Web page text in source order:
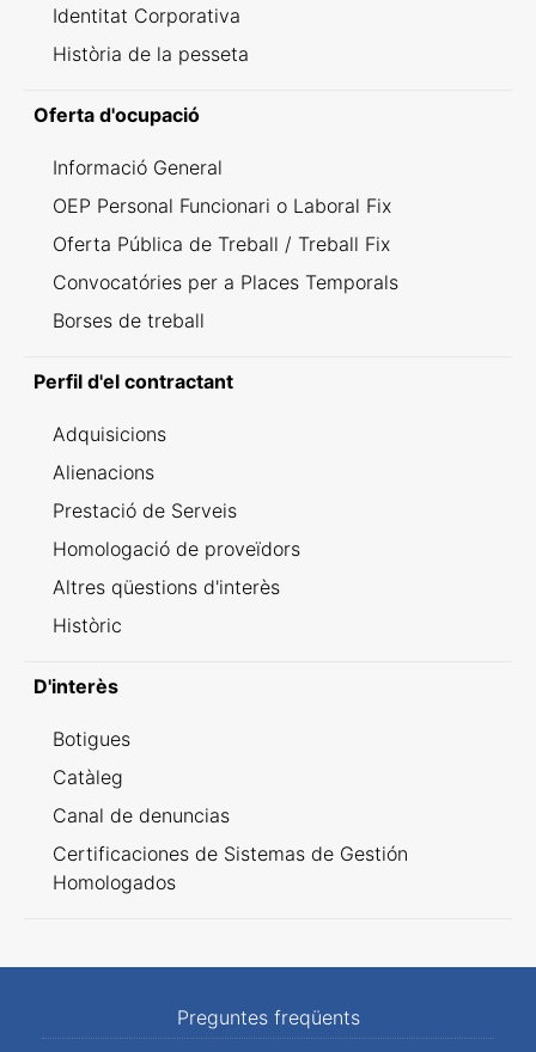
Identitat Corporativa
Història de la pesseta
Oferta d'ocupació
Informació General
OEP Personal Funcionari o Laboral Fix
Oferta Pública de Treball / Treball Fix
Convocatóries per a Places Temporals
Borses de treball
Perfil d'el contractant
Adquisicions
Alienacions
Prestació de Serveis
Homologació de proveïdors
Altres qüestions d'interès
Històric
D'interès
Botigues
Catàleg
Canal de denuncias
Certificaciones de Sistemas de Gestión
Homologados
Preguntes freqüents